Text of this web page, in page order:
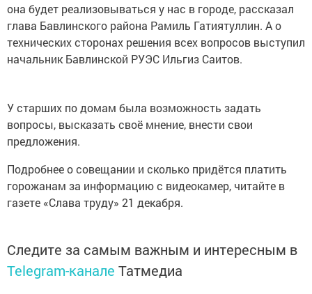
она будет реализовываться у нас в городе, рассказал
глава Бавлинского района Рамиль Гатиятуллин. А о
технических сторонах решения всех вопросов выступил
начальник Бавлинской РУЭС Ильгиз Саитов.
У старших по домам была возможность задать
вопросы, высказать своё мнение, внести свои
предложения.
Подробнее о совещании и сколько придётся платить
горожанам за информацию с видеокамер, читайте в
газете «Слава труду» 21 декабря.
Следите за самым важным и интересным в
Telegram-канале Татмедиа